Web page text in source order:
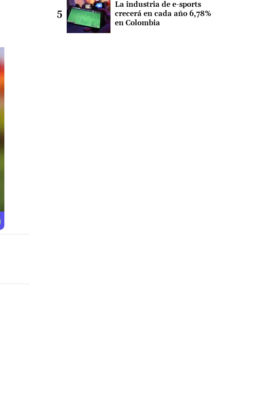
La industria de e-sports
crecerá en cada año 6,78%
en Colombia